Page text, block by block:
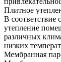
Плитное
В соответствие
утепление
различных
низких
Мембранная